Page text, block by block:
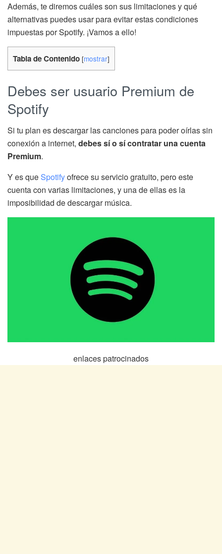
Además, te diremos cuáles son sus limitaciones y qué
alternativas puedes usar para evitar estas condiciones
impuestas por Spotify. ¡Vamos a ello!
Tabla de Contenido [mostrar]
Debes ser usuario Premium de
Spotify
Si tu plan es descargar las canciones para poder oírlas sin
conexión a internet, debes sí o sí contratar una cuenta
Premium.
Y es queSpotifyofrece su servicio gratuito, pero este
cuenta con varias limitaciones, y una de ellas es la
imposibilidad de descargar música.
enlaces patrocinados